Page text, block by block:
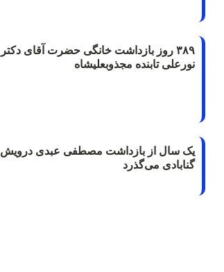
۳۸۹ روز بازداشت خانگی حضرت آقای دکتر
نورعلی تابنده مجذوبعلیشاه
یک سال از بازداشت مصطفی عبدی درویش
گنابادی می‌گذرد